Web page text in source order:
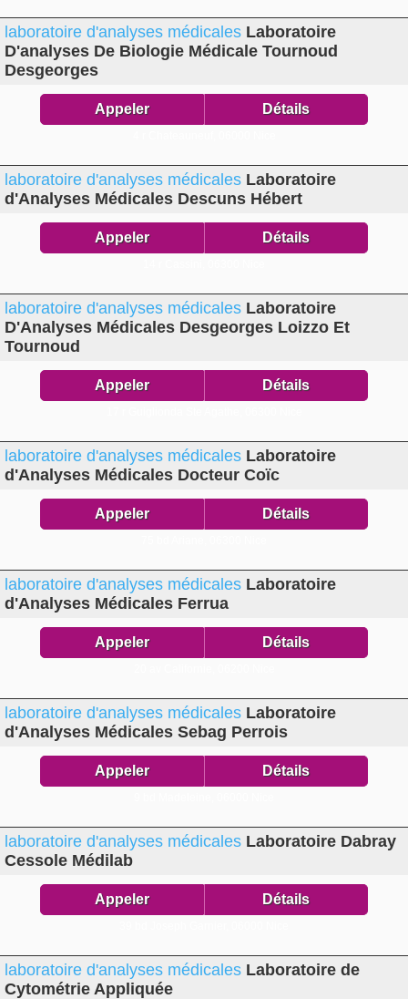
laboratoire d'analyses médicales Laboratoire
D'analyses De Biologie Médicale Tournoud
Desgeorges
Appeler Détails
laboratoire d'analyses médicales Laboratoire
d'Analyses Médicales Descuns Hébert
Appeler Détails
laboratoire d'analyses médicales Laboratoire
D'Analyses Médicales Desgeorges Loizzo Et
Tournoud
Appeler Détails
laboratoire d'analyses médicales Laboratoire
d'Analyses Médicales Docteur Coïc
Appeler Détails
laboratoire d'analyses médicales Laboratoire
d'Analyses Médicales Ferrua
Appeler Détails
laboratoire d'analyses médicales Laboratoire
d'Analyses Médicales Sebag Perrois
Appeler Détails
laboratoire d'analyses médicales Laboratoire Dabray
Cessole Médilab
Appeler Détails
laboratoire d'analyses médicales Laboratoire de
Cytométrie Appliquée